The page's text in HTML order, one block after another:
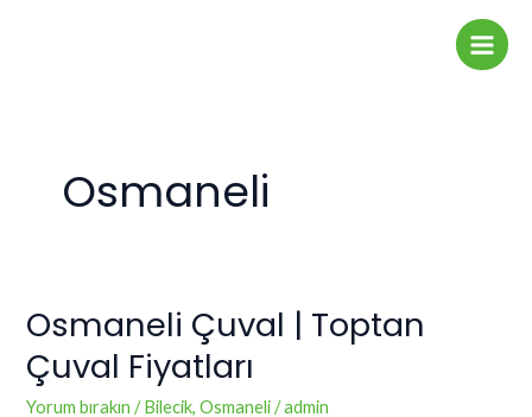
Main
Osmaneli
Osmaneli Çuval | Toptan
Çuval Fiyatları
Yorum bırakın /Bilecik,Osmaneli/admin
Osmaneli
|
Toptan